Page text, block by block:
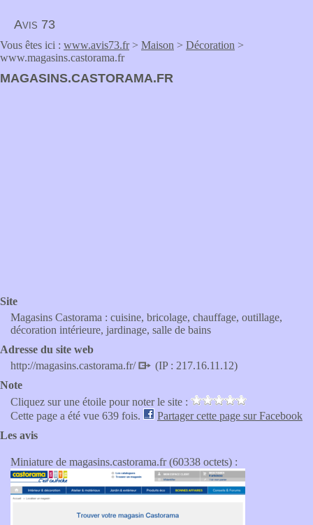
Avis 73
Vous êtes ici : www.avis73.fr> Maison > Décoration >
www.magasins.castorama.fr
MAGASINS.CASTORAMA.FR
Site
Magasins Castorama : cuisine, bricolage, chauffage, outillage,
décoration intérieure, jardinage, salle de bains
Adresse du site web
http://magasins.castorama.fr/
(IP : 217.16.11.12)
Note
Cliquez sur une étoile pour noter le site :
Cette page a été vue 639 fois.
Partager cette page sur Facebook
Les avis
Miniature de magasins.castorama.fr (60338 octets) :